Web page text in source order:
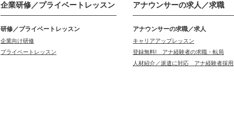
企業研修／プライベートレッスン
研修／プライベートレッスン
企業向け研修
プライベートレッスン
アナウンサーの求人／求職
アナウンサーの求職／求人
キャリアアップレッスン
登録無料! アナ経験者の求職・転局
人材紹介／派遣に対応 アナ経験者採用